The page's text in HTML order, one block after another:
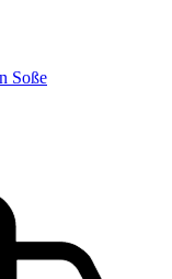
Soße